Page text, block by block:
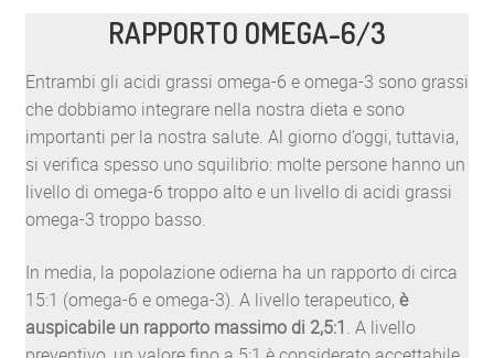
RAPPORTO OMEGA-6/3
Entrambi gli acidi grassi omega-6 e omega-3 sono grassi
che dobbiamo integrare nella nostra dieta e sono
importanti per la nostra salute. Al giorno d’oggi, tuttavia,
si verifica spesso uno squilibrio: molte persone hanno un
livello di omega-6 troppo alto e un livello di acidi grassi
omega-3 troppo basso.
In media, la popolazione odierna ha un rapporto di circa
15:1 (omega-6 e omega-3). A livello terapeutico, è
auspicabile un rapporto massimo di 2,5:1. A livello